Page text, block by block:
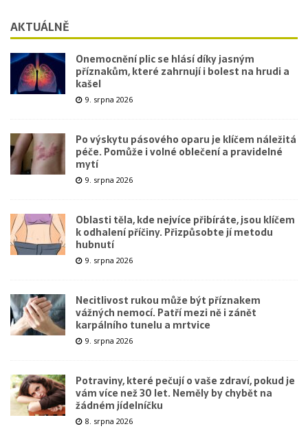
AKTUÁLNĚ
Onemocnění plic se hlásí díky jasným
příznakům, které zahrnují i bolest na hrudi a
kašel
9. srpna 2026
Po výskytu pásového oparu je klíčem náležitá
péče. Pomůže i volné oblečení a pravidelné
mytí
9. srpna 2026
Oblasti těla, kde nejvíce přibíráte, jsou klíčem
k odhalení příčiny. Přizpůsobte jí metodu
hubnutí
9. srpna 2026
Necitlivost rukou může být příznakem
vážných nemocí. Patří mezi ně i zánět
karpálního tunelu a mrtvice
9. srpna 2026
Potraviny, které pečují o vaše zdraví, pokud je
vám více než 30 let. Neměly by chybět na
žádném jídelníčku
8. srpna 2026